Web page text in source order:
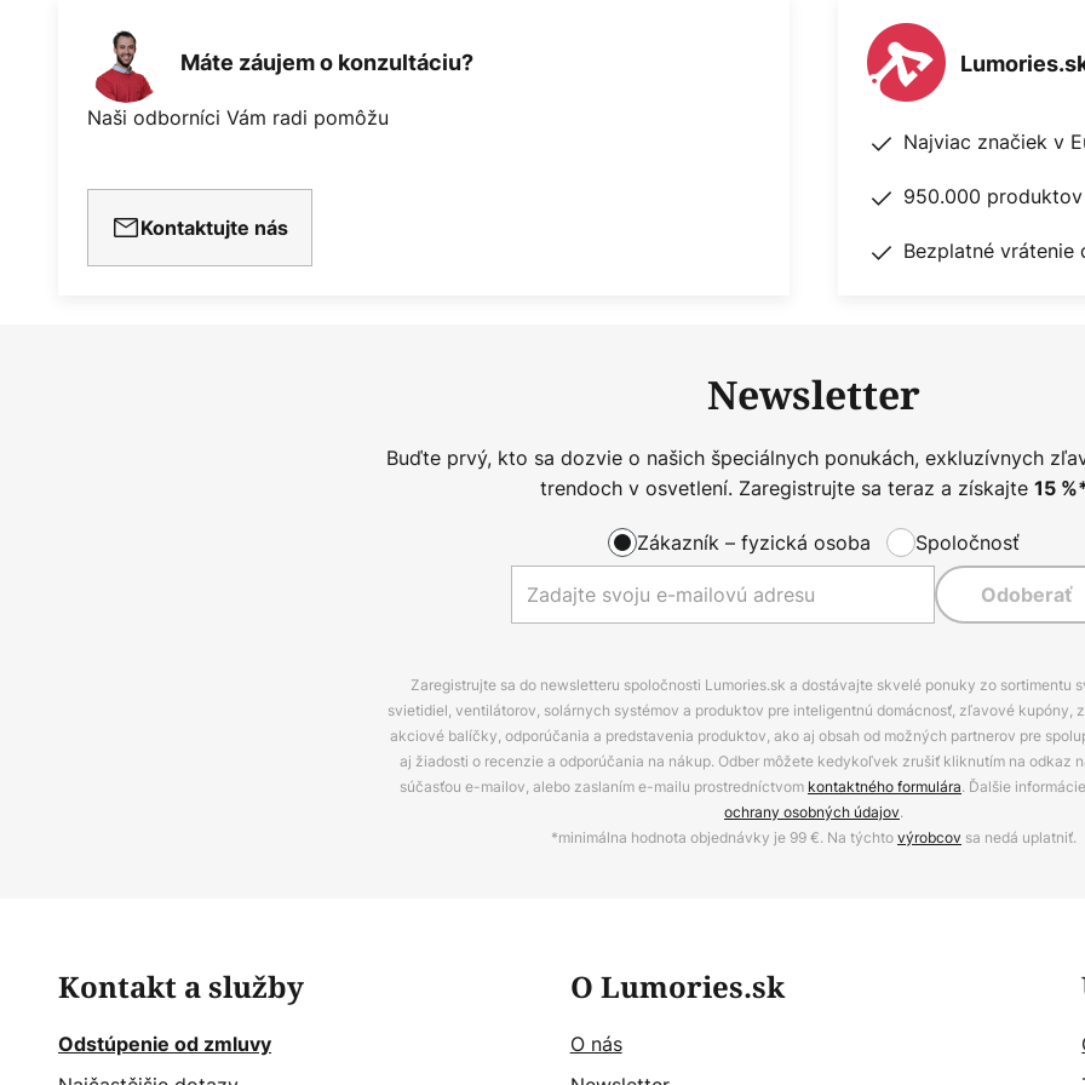
Máte záujem o konzultáciu?
Naši odborníci Vám radi pomôžu
Kontaktujte nás
Najviac značiek v
950.000
Bezplatné vrátenie
Newsletter
Buďte prvý, kto sa dozvie o našich špeciálnych ponukách, exkluzívnych
trendoch v osvetlení. Zaregistrujte sa teraz a získajte 15
Zákazník – fyzická osoba Spoločnosť
Odoberať
Zaregistrujte sa do newsletteru spoločnosti Lumories.sk a dostávajte skvelé ponuky zo sortimentu
svietidiel, ventilátorov, solárnych systémov a produktov pre inteligentnú domácnosť, zľavové kupóny,
akciové balíčky, odporúčania a predstavenia produktov, ako aj obsah od možných partnerov pre
aj žiadosti o recenzie a odporúčania na nákup. Odber môžete kedykoľvek zrušiť kliknutím na odkaz
súčasťou e-mailov, alebo zaslaním e-mailu prostredníctvom kontaktného formulára. Ďalšie
ochrany osobných údajov.
*minimálna hodnota objednávky je 99 €. Na týchtovýrobcov sa nedá uplatniť.
Kontakt a služby
Odstúpenie od zmluvy
O Lumories.sk
O nás